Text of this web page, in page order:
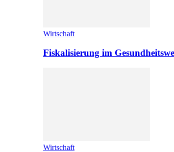
Wirtschaft
Fiskalisierung im
Wirtschaft